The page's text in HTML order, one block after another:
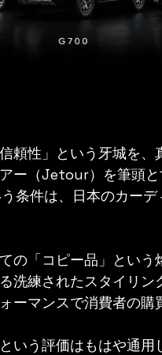
頼性」という牙城を
ー（Jetour）を筆頭
条件は、日本のカー
の「コピー品」とい
洗練されたスタイリ
ーマンスで消費者の購
いう評価はもはや通